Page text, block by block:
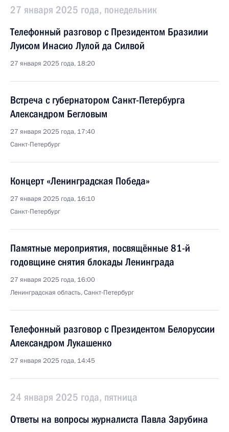
27 января 2025 года, понедельник
Телефонный разговор с Президентом Бразилии
Луисом Инасио Лулой да Силвой
27 января 2025 года, 18:20
Встреча с губернатором Санкт-Петербурга
Александром Бегловым
27 января 2025 года, 17:40
Санкт-Петербург
Концерт «Ленинградская Победа»
27 января 2025 года, 16:10
Санкт-Петербург
Памятные мероприятия, посвящённые 81-й
годовщине снятия блокады Ленинграда
27 января 2025 года, 16:00
Ленинградская область, Санкт-Петербург
Телефонный разговор с Президентом Белоруссии
Александром Лукашенко
27 января 2025 года, 14:45
24 января 2025 года, пятница
Ответы на вопросы журналиста Павла Зарубина